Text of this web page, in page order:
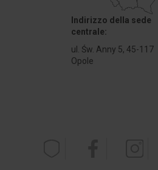
Indirizzo della sede
centrale:
ul. Św. Anny 5, 45-117
Opole